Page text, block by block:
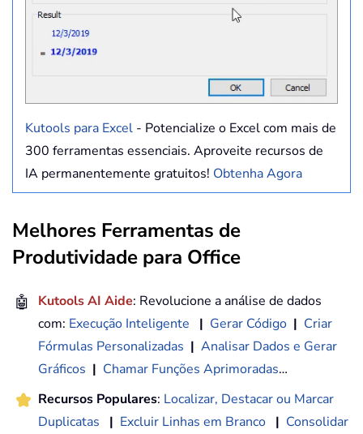
Kutools para Excel - Potencialize o Excel com mais de
300 ferramentas essenciais. Aproveite recursos de
IA permanentemente gratuitos! Obtenha Agora
Melhores Ferramentas de
Produtividade para Office
🤖 Kutools AI Aide: Revolucione a análise de dados
com: Execução Inteligente | Gerar Código | Criar
Fórmulas Personalizadas | Analisar Dados e Gerar
Gráficos | Chamar Funções Aprimoradas…
Recursos Populares: Localizar, Destacar ou Marcar
Duplicatas
| Excluir Linhas em Branco | Consolidar